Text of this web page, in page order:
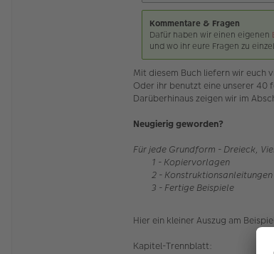
Kommentare & Fragen
Dafür haben wir einen eigenen
und wo ihr eure Fragen zu
Mit diesem Buch liefern wir euch
Oder ihr benutzt eine unserer
Darüberhinaus zeigen wir im
Neugierig geworden?
Für jede Grundform - Dreieck,
1 - Kopiervorlagen
2 - Konstruktionsanleitungen
3 - Fertige Beispiele
Hier ein kleiner Auszug am
Kapitel-Trennblatt: